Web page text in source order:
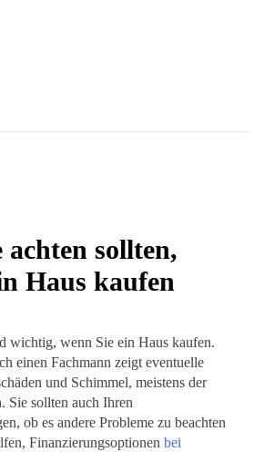
sollten,
Haus kaufen
wichtig, wenn Sie ein Haus kaufen.
einen Fachmann zeigt eventuelle
und Schimmel, meistens der
Sie sollten auch Ihren
ob es andere Probleme zu beachten
Finanzierungsoptionen bei